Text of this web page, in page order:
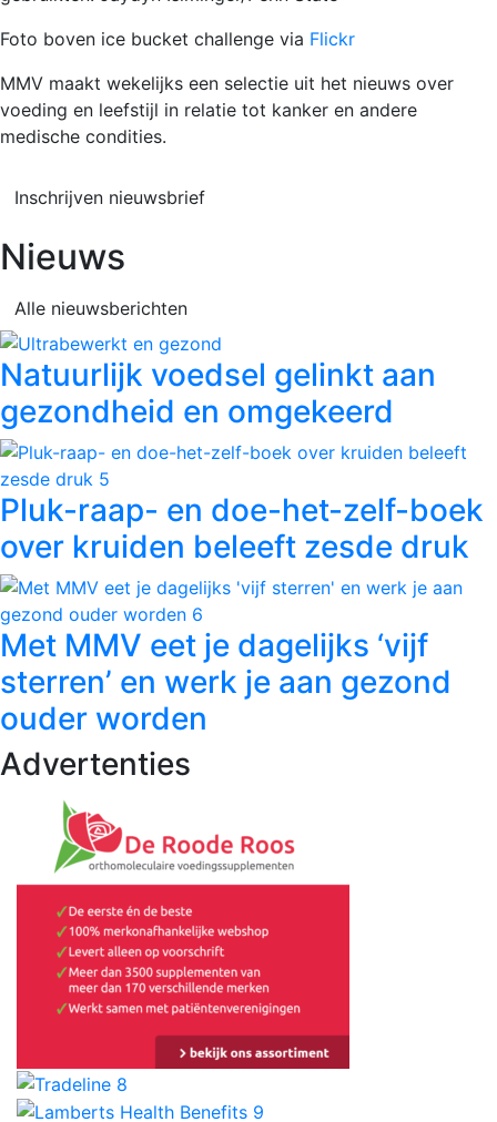
Foto boven ice bucket challenge via Flickr
MMV maakt wekelijks een selectie uit het nieuws over
voeding en leefstijl in relatie tot kanker en andere
medische condities.
Inschrijven nieuwsbrief
Nieuws
Alle nieuwsberichten
Natuurlijk voedsel gelinkt aan
gezondheid en omgekeerd
Pluk-raap- en doe-het-zelf-boek
over kruiden beleeft zesde druk
Met MMV eet je dagelijks ‘vijf
sterren’ en werk je aan gezond
ouder worden
Advertenties